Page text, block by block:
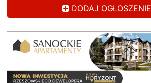
DODAJ OGŁOSZENIE